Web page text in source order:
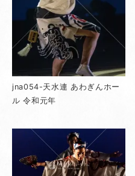
jna054-天水連 あわぎんホー
ル 令和元年